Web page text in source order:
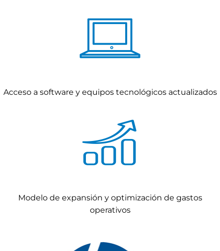
Acceso a software y equipos tecnológicos actualizados
Modelo de expansión y optimización de gastos
operativos